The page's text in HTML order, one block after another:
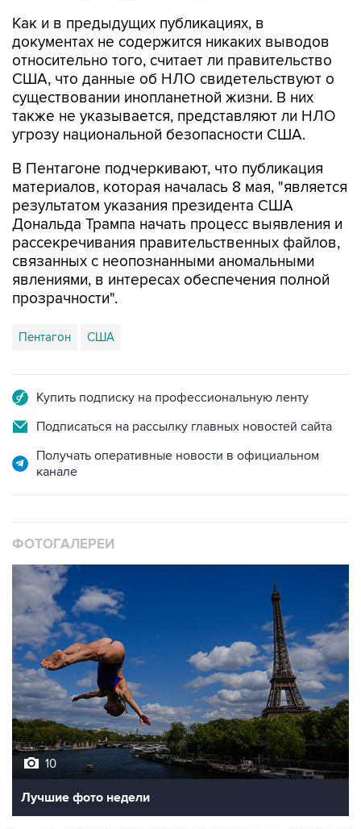
относительно того, считает ли правительство
США, что данные об НЛО свидетельствуют о
существовании инопланетной жизни. В них
также не указывается, представляют ли НЛО
угрозу национальной безопасности США.
В Пентагоне подчеркивают, что публикация
результатом указания президента США
Дональда Трампа начать процесс выявления и
рассекречивания правительственных файлов,
связанных с неопознанными аномальными
явлениями, в интересах обеспечения полной
прозрачности".
Пентагон США
Подписаться на рассылку главных новостей сайта
Получать оперативные новости в официальном
10
Лучшие фото недели